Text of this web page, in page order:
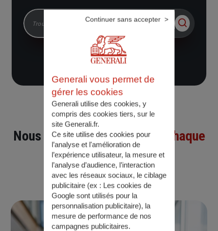
Chercher dans le site
Nous vous accompagnons
à chaque
étape
Pourquoi choisir Generali ?
Generali vous permet de
gérer les cookies
Generali utilise des cookies, y
compris des cookies tiers, sur le
site Generali.fr.
Ce site utilise des cookies pour
l’analyse et l'amélioration de
l’expérience utilisateur, la mesure et
l’analyse d’audience, l’interaction
avec les réseaux sociaux, le ciblage
publicitaire (ex : Les cookies de
Google sont utilisés pour la
personnalisation publicitaire), la
mesure de performance de nos
campagnes publicitaires.
Continuer sans accepter